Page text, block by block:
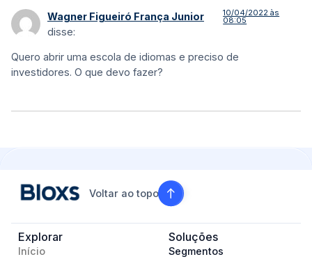
Wagner Figueiró França Junior
disse:
10/04/2022 às
08:05
Quero abrir uma escola de idiomas e preciso de
investidores. O que devo fazer?
Voltar ao topo
Explorar
Início
Soluções
Segmentos